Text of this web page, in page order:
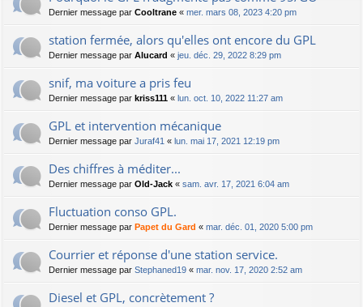
Dernier message par Cooltrane « mer. mars 08, 2023 4:20 pm
station fermée, alors qu'elles ont encore du GPL
Dernier message par Alucard « jeu. déc. 29, 2022 8:29 pm
snif, ma voiture a pris feu
Dernier message par kriss111 « lun. oct. 10, 2022 11:27 am
GPL et intervention mécanique
Dernier message par Juraf41 « lun. mai 17, 2021 12:19 pm
Des chiffres à méditer...
Dernier message par Old-Jack « sam. avr. 17, 2021 6:04 am
Fluctuation conso GPL.
Dernier message par Papet du Gard « mar. déc. 01, 2020 5:00 pm
Courrier et réponse d'une station service.
Dernier message par Stephaned19 « mar. nov. 17, 2020 2:52 am
Diesel et GPL, concrètement ?